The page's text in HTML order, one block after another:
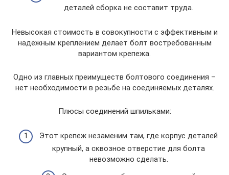
деталей сборка не составит труда.
Невысокая стоимость в совокупности с эффективным и
надежным креплением делает болт востребованным
вариантом крепежа.
Одно из главных преимуществ болтового соединения –
нет необходимости в резьбе на соединяемых деталях.
Плюсы соединений шпильками:
Этот крепеж незаменим там, где корпус деталей
крупный, а сквозное отверстие для болта
невозможно сделать.